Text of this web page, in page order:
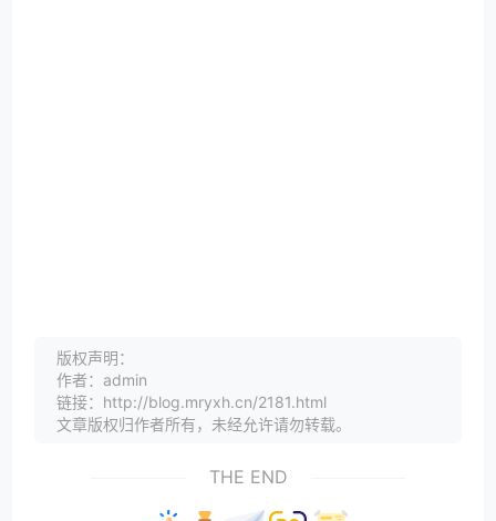
版权声明：
作者：admin
链接：http://blog.mryxh.cn/2181.html
文章版权归作者所有，未经允许请勿转载。
THE END